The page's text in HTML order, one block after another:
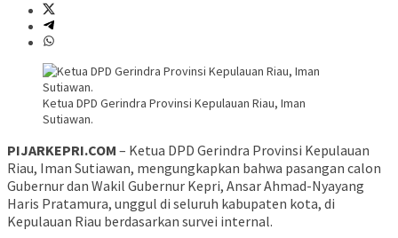
Ketua DPD Gerindra Provinsi Kepulauan Riau, Iman
Sutiawan.
PIJARKEPRI.COM – Ketua DPD Gerindra Provinsi Kepulauan
Riau, Iman Sutiawan, mengungkapkan bahwa pasangan calon
Gubernur dan Wakil Gubernur Kepri, Ansar Ahmad-Nyayang
Haris Pratamura, unggul di seluruh kabupaten kota, di
Kepulauan Riau berdasarkan survei internal.